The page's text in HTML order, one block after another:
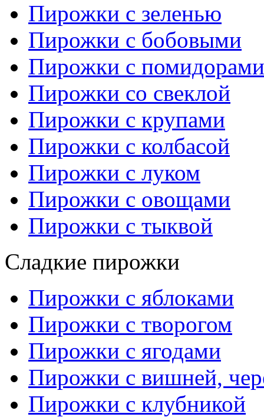
Пирожки с зеленью
Пирожки с бобовыми
Пирожки с помидорами
Пирожки со свеклой
Пирожки с крупами
Пирожки с колбасой
Пирожки с луком
Пирожки с овощами
Пирожки с тыквой
Сладкие пирожки
Пирожки с яблоками
Пирожки с творогом
Пирожки с ягодами
Пирожки с вишней,
Пирожки с клубникой